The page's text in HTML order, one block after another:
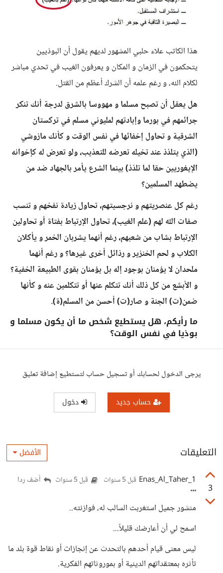
هذا الكاتب علاء حلبي المشهور لديهم يقول أن البوذيين
يتحكمون في الزمان و المكان و يعرفون الغيب في تحدي مباشر
لكلام الله، و رغم علمه أن الشرك أعظم من القتل.
هل يعقل أن تصبح مسلما و مهووسا بالشرق لدرجة أنك تنكر
جرائمهم في بورما وإبادتهم لمليوني مسلم في تركستان
الشرقية و تحاول إخفائها في نفس الوقت و كأنك مازوشي
(الذي يتلذذ عند تخيله تعرضه للتعذيب، ولو تعرض له كإخوانه
الإيغوريين حقا لما تلذذ) بينما الشرع يأمر بالجهاد ضد من
يضطهد المسلمين؟
رغم كل عنصريتهم و نرجسيتهم، تحاول زيادة نفخهم و تنسب
صفات الله لهم (علم الغيب)، تحاول الإرتباط بفتاة أو تحاولين
الإرتباط بشاب من شعبهم، رغم أنهما يشربان الخمر و يأكلان
الكلاب و لحم الخنزير و رذائل أخرى غيرها؟ و رغم أنهما
ملحدان لا يؤمنان بوجود إله بل يؤمنان بقوى الطبيعة الخفية؟
و الأبشع من كل ذلك أنك تتكلم عنها أو تتكلمين عنه و كأنها
ضمن(ت) الجنة و صار(ت) أحسن من المسلم(ة).
ما رأيكم، هل يستطيع شخص ما أن يكون مسلما و
بوذيا في نفس الوقت؟
يرجى الدخول لحسابك أو تسجيل حساب لتستطيع إضافة تعليق
حساب جديد دخول
التعليقات الأفضل
3
Enas_Al_Taher_1 قبل 5 سنوات قبل 5 سنوات أضف ردا
منشور جميل استغربت السالب له، فوازنته..
اسمح لي أن أعارضك قليلاً...
ليس معنى قيام أحدهم بالتحدث عن إنجازات أو نقاط قوة بلد ما
تأثره بمعتقداتهم الدينية أو بموروثاتهم الفكرية.